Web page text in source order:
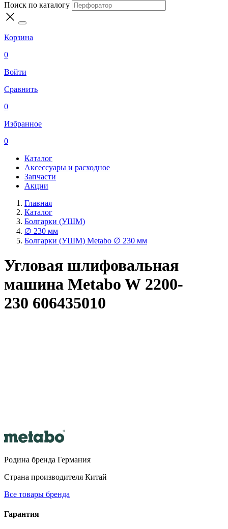
Поиск по каталогу
Корзина
0
Войти
Сравнить
0
Избранное
0
Каталог
Аксессуары и расходное
Запчасти
Акции
Главная
Каталог
Болгарки (УШМ)
∅ 230 мм
Болгарки (УШМ) Metabo ∅ 230 мм
Угловая шлифовальная
машина Metabo W 2200-
230 606435010
Родина бренда Германия
Страна производителя Китай
Все товары бренда
Гарантия